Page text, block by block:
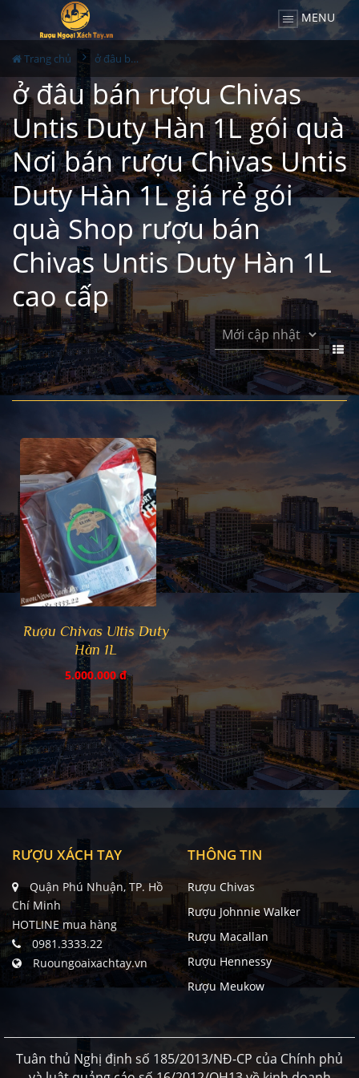
MENU
Trang chủ ở đâu bán rượu Chivas Untis Duty Hàn 1L gói quà Nơi bán rượu Chivas Untis Duty Hàn 1L giá rẻ gói quà Shop rượu bán Chivas Untis Duty Hàn 1L cao cấp
ở đâu bán rượu Chivas
Untis Duty Hàn 1L gói quà
Nơi bán rượu Chivas Untis
Duty Hàn 1L giá rẻ gói
quà Shop rượu bán
Chivas Untis Duty Hàn 1L
cao cấp
Rượu Chivas Ultis Duty
Hàn 1L
5.000.000 đ
RƯỢU XÁCH TAY
Quận Phú Nhuận, TP. Hồ
Chí Minh
HOTLINE mua hàng
0981.3333.22
Ruoungoaixachtay.vn
THÔNG TIN
Rượu Chivas
Rượu Johnnie Walker
Rượu Macallan
Rượu Hennessy
Rượu Meukow
Tuân thủ Nghị định số 185/2013/NĐ-CP của Chính phủ